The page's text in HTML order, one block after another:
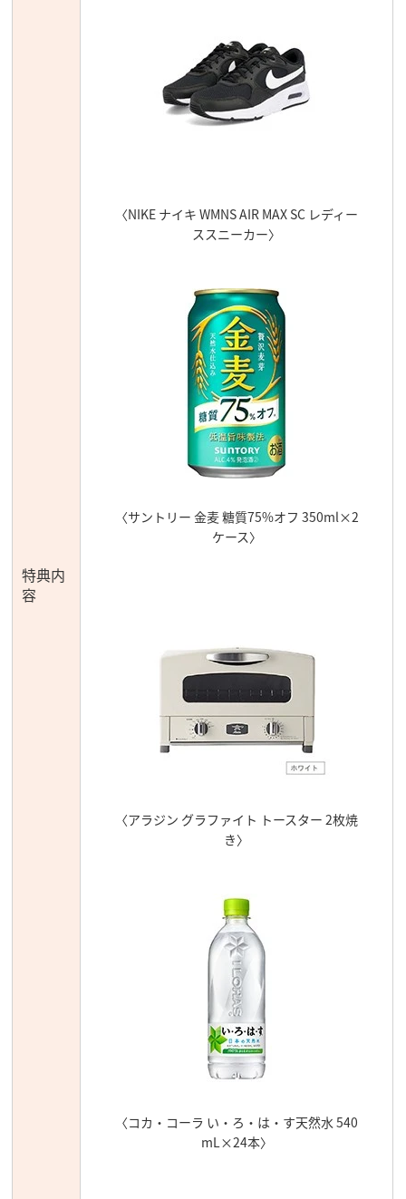
特典内
容
〈NIKE ナイキ WMNS AIR MAX SC レディー
ススニーカー〉
〈サントリー 金麦 糖質75%オフ 350ml×2
ケース〉
〈アラジン グラファイト トースター 2枚焼
き〉
〈コカ・コーラ い・ろ・は・す天然水 540
mL×24本〉